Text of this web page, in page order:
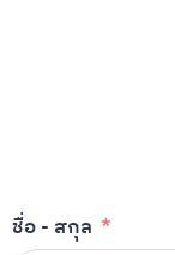
ชื่อ - สกุล